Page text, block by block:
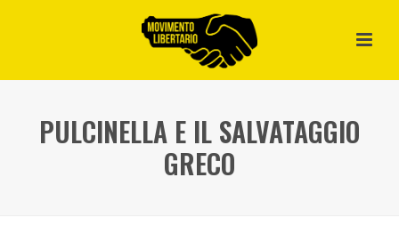
PULCINELLA E IL SALVATAGGIO
GRECO